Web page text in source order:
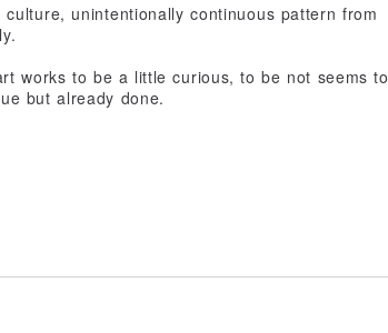
unintentionally continuous pattern from
works to be a little curious, to be not seems to
but already done.